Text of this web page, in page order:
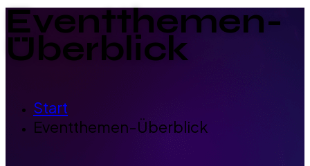
Eventthemen-
Überblick
Start
Eventthemen-Überblick